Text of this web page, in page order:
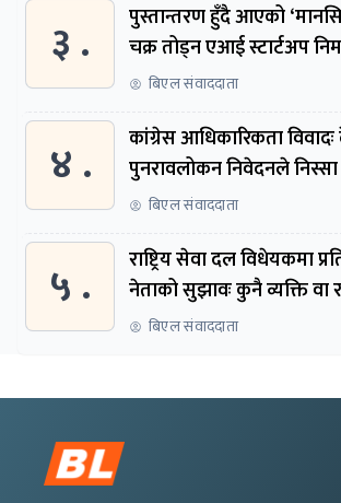
३ .
पुस्तान्तरण हुँदै आएको
चक्र तोड्न एआई स्टार्टअप
बिएल संवाददाता
४ .
कांग्रेस आधिकारिकता
पुनरावलोकन निवेदनले निस्सा
सुरुदेखि सुनुवाइ हुने
बिएल संवाददाता
५ .
राष्ट्रिय सेवा दल विधेयकमा
नेताको सुझावः कुनै व्यक्ति वा
नेतृत्वबाट निर्देशित हुने संस्था
बिएल संवाददाता